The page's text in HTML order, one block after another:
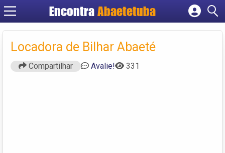
Encontra Abaetetuba
Cadastrar empresa
Criar conta
Locadora de Bilhar Abaeté
Compartilhar Avalie! 331